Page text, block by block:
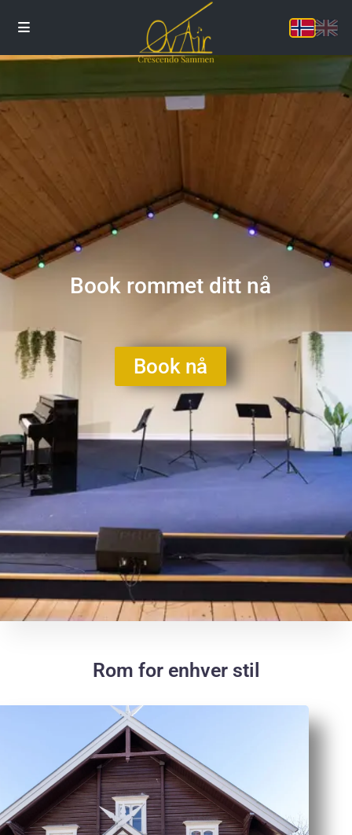
Book rommet ditt nå
Book nå
Rom for enhver stil